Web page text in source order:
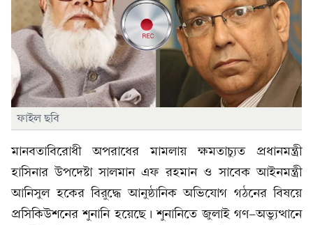
ফাইল ছবি
মানবতাবিরোধী অপরাধের মামলায় ক্ষমতাচ্যুত প্রধানমন্ত্রী
হাসিনার উপদেষ্টা সালমান এফ রহমান ও সাবেক আইনমন্ত্রী
আনিসুল হকের বিরুদ্ধে আনুষ্ঠানিক অভিযোগ গঠনের বিষয়ে
প্রসিকিউশনের শুনানি হয়েছে। শুনানিতে জুলাই গণ-অভ্যুত্থানে